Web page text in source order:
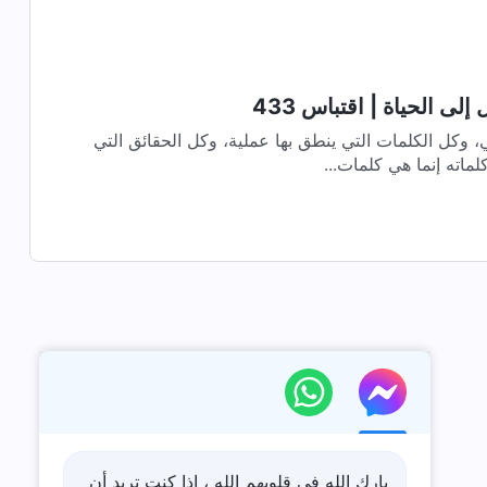
الحياة | اقتباس 433
وكل الكلمات التي ينطق بها عملية، وكل الحقائق التي
إنما هي كلمات...
بارك الله في قلوبهم الله ، إذا كنت تريد أن